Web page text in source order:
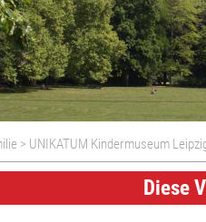
> UNIKATUM Kindermuseum
Diese